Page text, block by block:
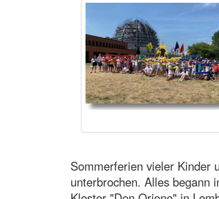
Sommerferien vieler Kinder
unterbrochen. Alles begann